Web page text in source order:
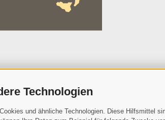
Technologien
und ähnliche Technologien. Diese Hilfsmittel